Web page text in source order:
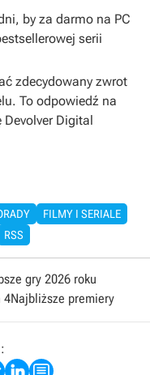
by za darmo na PC
serii
zdecydowany zwrot
To odpowiedź na
Digital
FILMY I SERIALE
RSS
gry 2026 roku
4Najbliższe premiery